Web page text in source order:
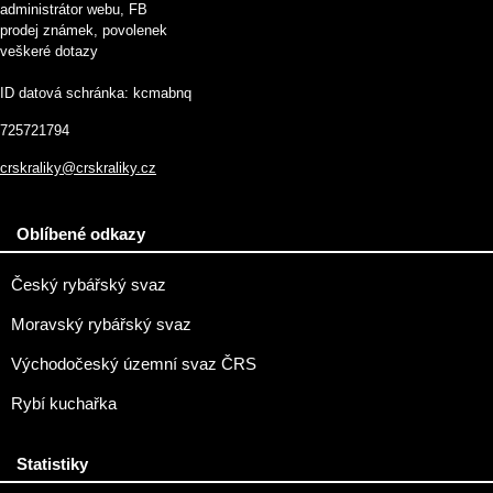
administrátor webu, FB
prodej známek, povolenek
veškeré dotazy
ID datová schránka: kcmabnq
725721794
crskraliky@crskraliky.cz
Oblíbené odkazy
Český rybářský svaz
Moravský rybářský svaz
Východočeský územní svaz ČRS
Rybí kuchařka
Statistiky